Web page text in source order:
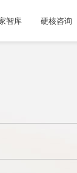
智库 硬核咨询